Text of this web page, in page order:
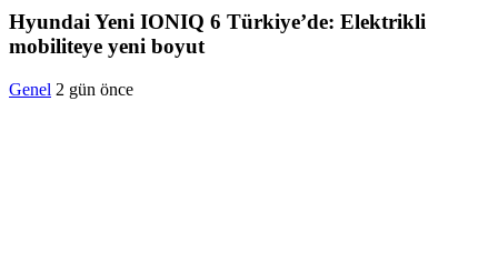
Hyundai Yeni IONIQ 6 Türkiye’de: Elektrikli
mobiliteye yeni boyut
Genel 2 gün önce